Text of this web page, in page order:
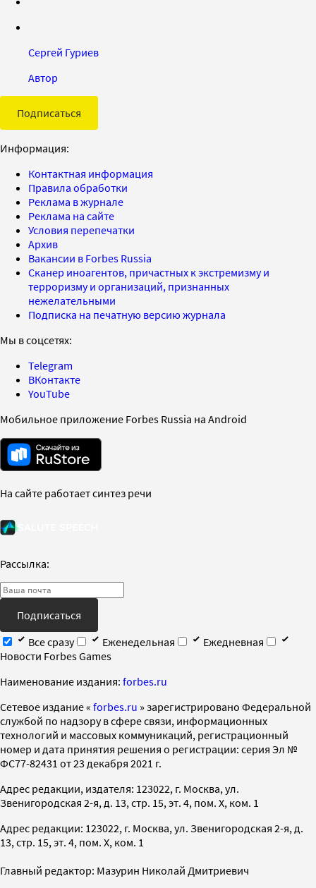
Сергей Гуриев
Автор
Подписаться
Информация:
Контактная информация
Правила обработки
Реклама в журнале
Реклама на сайте
Условия перепечатки
Архив
Вакансии в Forbes Russia
Сканер иноагентов, причастных к экстремизму и
терроризму и организаций, признанных
нежелательными
Подписка на печатную версию журнала
Мы в соцсетях:
Telegram
ВКонтакте
YouTube
Мобильное приложение Forbes Russia на Android
На сайте работает синтез речи
Рассылка:
Подписаться
Все сразу
Еженедельная
Ежедневная
Новости Forbes Games
Наименование издания: forbes.ru
Cетевое издание « forbes.ru » зарегистрировано Федеральной
службой по надзору в сфере связи, информационных
технологий и массовых коммуникаций, регистрационный
номер и дата принятия решения о регистрации: серия Эл №
ФС77-82431 от 23 декабря 2021 г.
Адрес редакции, издателя: 123022, г. Москва, ул.
Звенигородская 2-я, д. 13, стр. 15, эт. 4, пом. X, ком. 1
Адрес редакции: 123022, г. Москва, ул. Звенигородская 2-я, д.
13, стр. 15, эт. 4, пом. X, ком. 1
Главный редактор: Мазурин Николай Дмитриевич